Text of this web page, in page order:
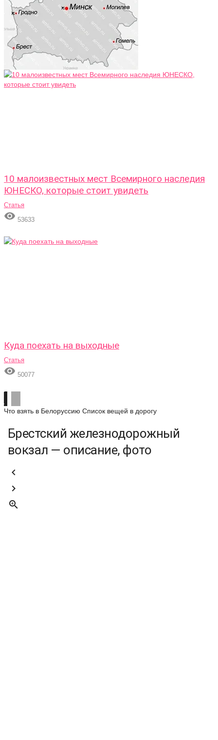
10 малоизвестных мест Всемирного наследия
ЮНЕСКО, которые стоит увидеть
Статья
 53633
Куда поехать на выходные
Статья
 50077
Что взять в Белоруссию Список вещей в дорогу
Брестский железнодорожный
вокзал — описание, фото


